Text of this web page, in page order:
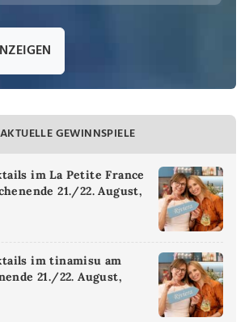
AKTUELLE GEWINNSPIELE
im La Petite France
21./22. August,
im tinamisu am
21./22. August,